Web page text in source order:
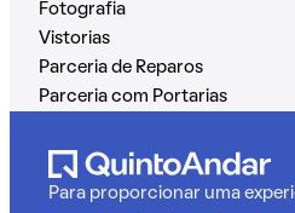
Fotografia
Vistorias
Parceria de Reparos
Parceria com Portarias
Para proporcionar uma